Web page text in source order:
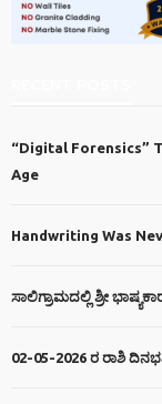
“Digital Forensics”
Age
Handwriting Was
ಸಾಲಿಗ್ರಾಮದಲ್ಲಿ ಶ್ರೀ
02-05-2026 ರ ರಾಶಿ